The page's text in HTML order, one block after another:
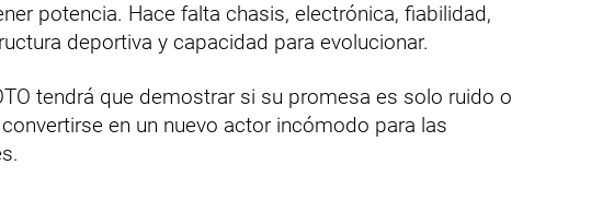
potencia. Hace falta chasis, electrónica, fiabilidad,
deportiva y capacidad para evolucionar.
tendrá que demostrar si su promesa es solo ruido o
en un nuevo actor incómodo para las